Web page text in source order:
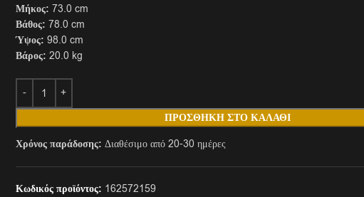
Μήκος: 73.0 cm
Βάθος: 78.0 cm
Ύψος: 98.0 cm
Βάρος: 20.0 kg
ΠΡΟΣΘΉΚΗ ΣΤΟ ΚΑΛΆΘΙ
Χρόνος παράδοσης: Διαθέσιμο από 20-30 ημέρες
Κωδικός προϊόντος: 162572159